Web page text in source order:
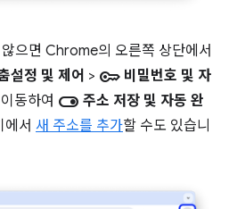
으면 Chrome의 오른쪽 상단에서
정 및 제어 > key 비밀번호 및 자
동하여 toggle_on 주소 저장 및 자동 완
서 새 주소를 추가할 수도 있습니